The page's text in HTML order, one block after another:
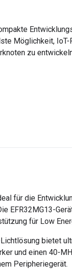
Möglichkeit, IoT-
zu
für die
EFR32MG13-
für Low
bietet
und einen 40-
Peripheriegerät.